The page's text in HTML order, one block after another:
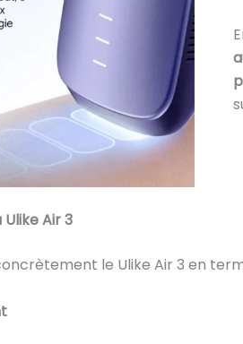
Air 3
le Ulike Air 3 en